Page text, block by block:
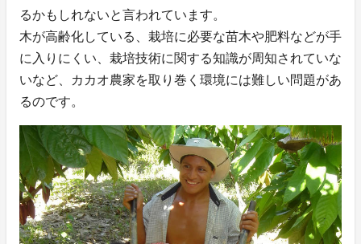
るかもしれないと言われています。
木が高齢化している、栽培に必要な苗木や肥料などが手
に入りにくい、栽培技術に関する知識が周知されていな
いなど、カカオ農家を取り巻く環境には難しい問題があ
るのです。